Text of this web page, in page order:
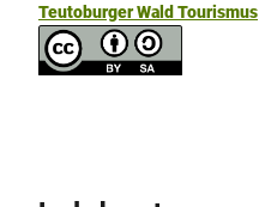
Teutoburger Wald Tourismus